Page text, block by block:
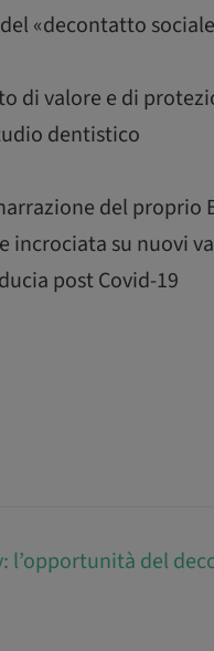
«decontatto
di valore e di
dentistico
del proprio
incrociata su nuovi
post Covid-19
l’opportunità del